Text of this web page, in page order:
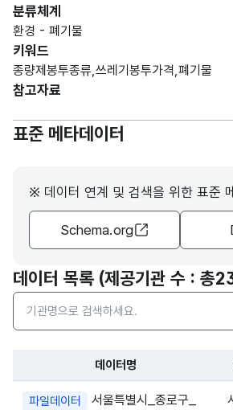
분류체계
환경 - 폐기물
키워드
종량제봉투종류,쓰레기봉투가격,폐기물
참고자료
표준 메타데이터
※ 데이터 연계 및 검색을 위한 표준
Schema.org
데이터 목록 (제공기관 수 : 총
검색어 입력창
파일 데이터의 과거 데이터표로 데이터
데이터명
파일데이터 서울특별시_종로구_